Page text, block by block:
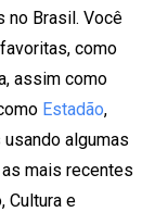
no Brasil. Você
como
assim como
Estadão,
usando algumas
mais recentes
Cultura e